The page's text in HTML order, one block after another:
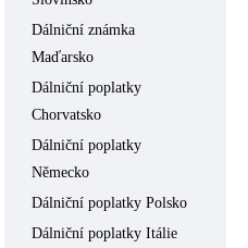
Dálniční známka
Maďarsko
Dálniční poplatky
Chorvatsko
Dálniční poplatky
Německo
Dálniční poplatky Polsko
Dálniční poplatky Itálie